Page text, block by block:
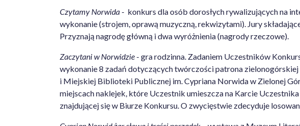
Czytamy Norwida - konkurs dla osób dorosłych rywalizujących na
wykonanie (strojem, oprawą muzyczną, rekwizytami). Jury
Przyznają nagrodę główną i dwa wyróżnienia (nagrody rzeczowe).
Zaczytani w Norwidzie - gra rodzinna. Zadaniem Uczestników
wykonanie 8 zadań dotyczących twórczości patrona
i Miejskiej Biblioteki Publicznej im. Cypriana Norwida w Zielonej
miejscach naklejek, które Uczestnik umieszcza na Karcie
znajdującej się w Biurze Konkursu. O zwycięstwie zdecyduje